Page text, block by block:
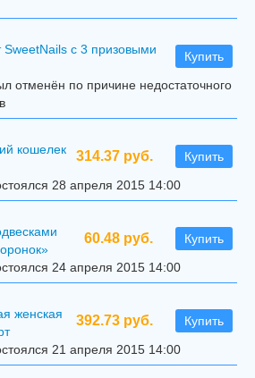
Купить
SweetNails с 3 призовыми
отменён по причине недостаточного
314.37 руб. Купить
кошелек
28 апреля 2015 14:00
60.48 руб. Купить
24 апреля 2015 14:00
392.73 руб. Купить
женская
21 апреля 2015 14:00